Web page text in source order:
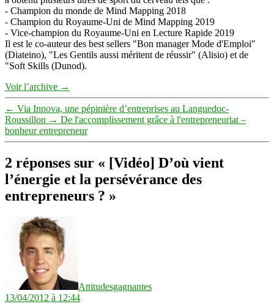
- Champion du monde de Mind Mapping 2018
- Champion du Royaume-Uni de Mind Mapping 2019
- Vice-champion du Royaume-Uni en Lecture Rapide 2019
Il est le co-auteur des best sellers "Bon manager Mode d'Emploi"
(Diateino), "Les Gentils aussi méritent de réussir" (Alisio) et de
"Soft Skills (Dunod).
Voir l’archive →
← Via Innova, une pépinière d’entreprises au Languedoc-
Roussillon → De l'accomplissement grâce à l'entrepreneuriat –
bonheur entrepreneur
2 réponses sur « [Vidéo] D’où vient
l’énergie et la persévérance des
entrepreneurs ? »
Attitudesgagnantes
13/04/2012 à 12:44